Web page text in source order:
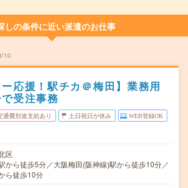
しの条件に近い派遣のお仕事
10
ー応援！駅チカ＠梅田】業務用
受注事務
通費別途支給あり 土日祝日が休み WEB登録OK
区
から徒歩5分／大阪梅田(阪神線)駅から徒歩10分／
ら徒歩10分